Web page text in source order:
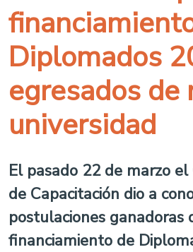
Diplomados
egresados de
universidad
El pasado 22 de marzo
de Capacitación dio a
postulaciones ganadoras
financiamiento de